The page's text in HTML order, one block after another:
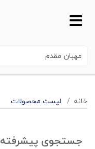
خانه لیست محصولات
جستجوی پیشرفته